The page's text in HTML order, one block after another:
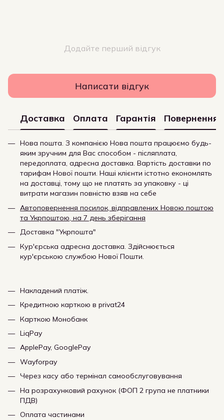
Додайте перший відгук
Написати відгук
Доставка Оплата Гарантія Повернення
Нова пошта. З компанією Нова пошта працюємо будь-
яким зручним для Вас способом - післяплата,
передоплата, адресна доставка. Вартість доставки по
тарифам Нової пошти. Наші клієнти істотно економлять
на доставці, тому що не платять за упаковку - ці
витрати магазин повністю взяв на себе
Автоповернення посилок, відправлених Новою поштою
та Укрпоштою, на 7 день зберігання
Доставка "Укрпошта"
Кур'єрська адресна доставка. Здійснюється
кур'єрською службою Нової Пошти.
Накладений платіж.
Кредитною карткою в privat24
Карткою Монобанк
LiqPay
ApplePay, GooglePay
Wayforpay
Через касу або термінал самообслуговування
На розрахунковий рахунок (ФОП 2 група не платники
ПДВ)
Оплата частинами